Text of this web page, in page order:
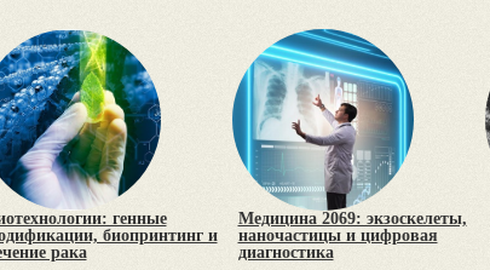
генные
биопринтинг и
рака
Медицина 2069: экзоскелеты,
наночастицы и цифровая
диагностика